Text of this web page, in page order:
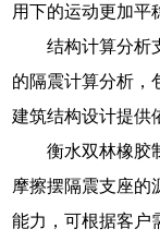
用下的运动更加平
结构计算分析
的隔震计算分析，
建筑结构设计提供
衡水双林橡胶
摩擦摆隔震支座的
能力，可根据客户